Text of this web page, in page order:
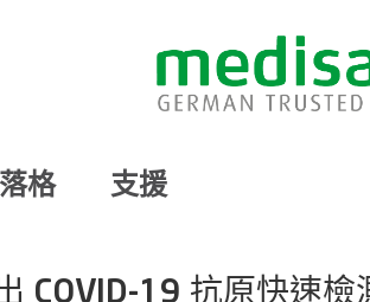
格 支援
COVID-19 抗原快速